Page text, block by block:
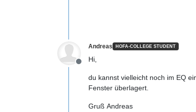
Offline
Andreas HOFA-COLLEGE STUDENT
Hi,
du kannst vielleicht noch im EQ
Fenster überlagert.
Gruß Andreas